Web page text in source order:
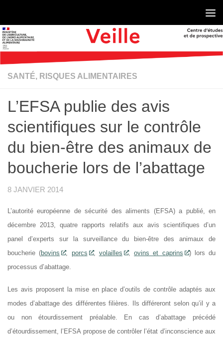
SANTÉ, RISQUES ALIMENTAIRES
L’EFSA publie des avis
scientifiques sur le contrôle
du bien-être des animaux de
boucherie lors de l’abattage
8 JANVIER 2014
L’autorité européenne de sécurité des aliments (EFSA) a publié, en
décembre 2013, quatre rapports relatifs aux avis scientifiques d’un
panel d’experts sur la surveillance du bien-être des animaux de
boucherie (bovins , porcs , volailles ,ovins et caprins
) lors du
processus d’abattage.
Les avis proposent la mise en place d’outils de contrôle adaptés aux
modes d’abattage des différentes filières. Ils différeront selon qu’il y a
ou non étourdissement préalable. En cas d’abattage précédé
d’étourdissement, l’EFSA propose de contrôler l’état d’inconscience aux